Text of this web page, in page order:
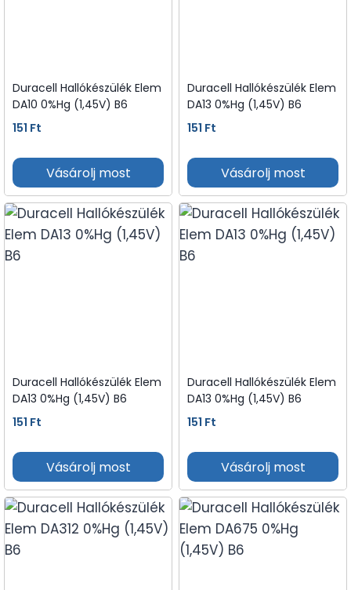
Duracell Hallókészülék Elem
DA10 0%Hg (1,45V) B6
151 Ft
Vásárolj most
Duracell Hallókészülék Elem
DA13 0%Hg (1,45V) B6
151 Ft
Vásárolj most
Duracell Hallókészülék Elem
DA13 0%Hg (1,45V) B6
151 Ft
Vásárolj most
Duracell Hallókészülék Elem
DA13 0%Hg (1,45V) B6
151 Ft
Vásárolj most